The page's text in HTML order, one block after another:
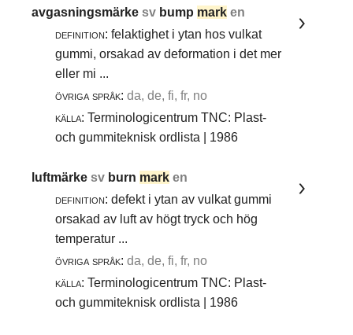
avgasningsmärkesv bump mark en
definition: felaktighet i ytan hos vulkat
gummi, orsakad av deformation i det mer
eller mi ...
övriga språk: da, de, fi, fr, no
källa: Terminologicentrum TNC: Plast-
och gummiteknisk ordlista | 1986
luftmärkesv burn mark en
definition: defekt i ytan av vulkat gummi
orsakad av luft av högt tryck och hög
temperatur ...
övriga språk: da, de, fi, fr, no
källa: Terminologicentrum TNC: Plast-
och gummiteknisk ordlista | 1986